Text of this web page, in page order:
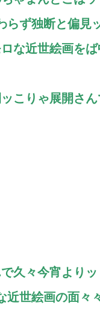
らず独断と偏見
な近世絵画を
こりゃ展開さ
久々今宵よりッ
近世絵画の面々